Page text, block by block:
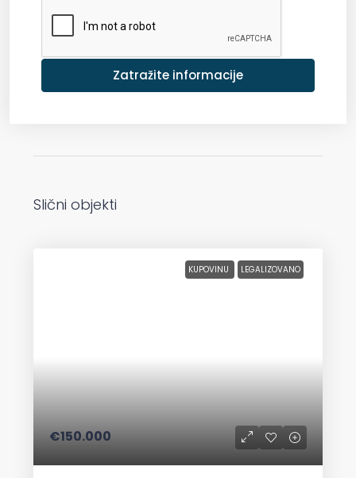
Zatražite informacije
Slični objekti
KUPOVINU LEGALIZOVANO
€150.000